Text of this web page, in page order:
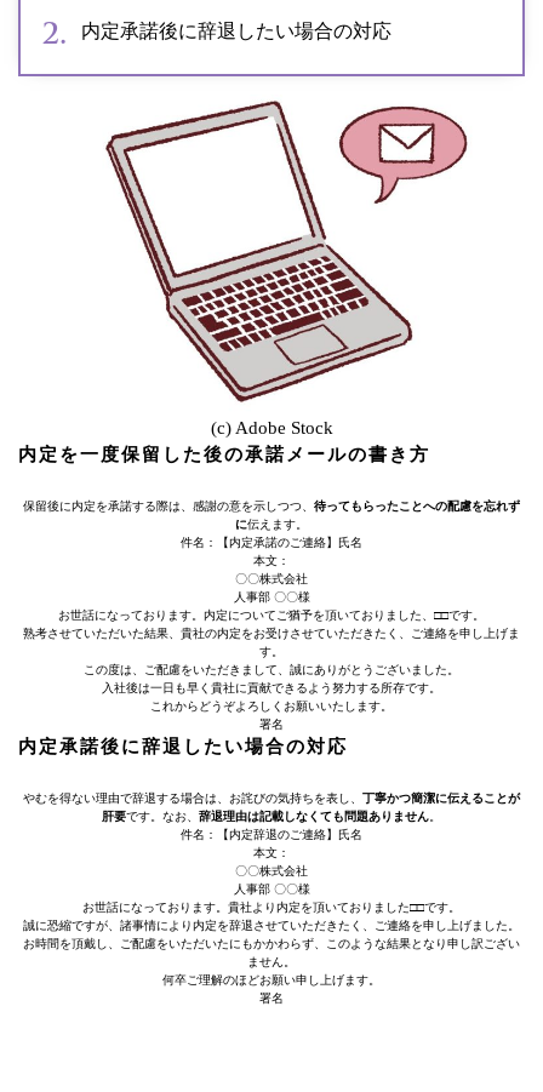
内定承諾後に辞退したい場合の対応
(c) Adobe Stock
内定を一度保留した後の承諾メールの書き方
保留後に内定を承諾する際は、感謝の意を示しつつ、 待ってもらったことへの配慮を忘れず
に伝えます。
件名：【内定承諾のご連絡】氏名
本文：
〇〇株式会社
人事部 〇〇様
お世話になっております。内定についてご猶予を頂いておりました、□□です。
熟考させていただいた結果、貴社の内定をお受けさせていただきたく、ご連絡を申し上げま
す。
この度は、ご配慮をいただきまして、誠にありがとうございました。
入社後は一日も早く貴社に貢献できるよう努力する所存です。
これからどうぞよろしくお願いいたします。
署名
内定承諾後に辞退したい場合の対応
やむを得ない理由で辞退する場合は、お詫びの気持ちを表し、 丁寧かつ簡潔に伝えることが
肝要です。なお、 辞退理由は記載しなくても問題ありません
件名：【内定辞退のご連絡】氏名
本文：
〇〇株式会社
人事部 〇〇様
お世話になっております。貴社より内定を頂いておりました□□です。
誠に恐縮ですが、諸事情により内定を辞退させていただきたく、ご連絡を申し上げました。
お時間を頂戴し、ご配慮をいただいたにもかかわらず、このような結果となり申し訳ござい
ません。
何卒ご理解のほどお願い申し上げます。
署名